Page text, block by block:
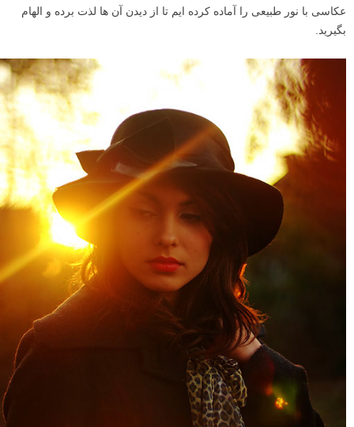
عکاسی با نور طبیعی را آماده کرده ایم تا از دیدن آن ها لذت برده و الهام
بگیرید.